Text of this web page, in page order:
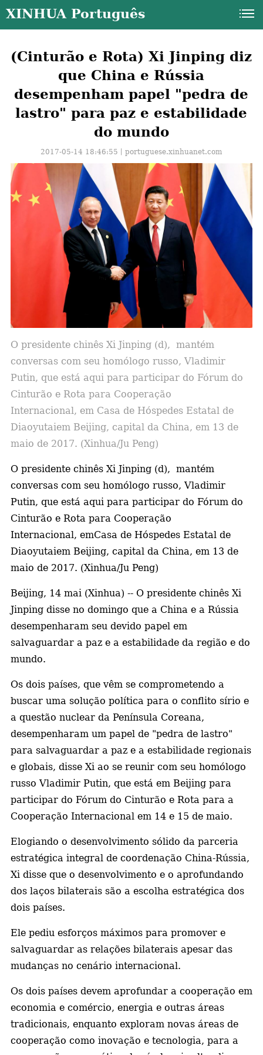
XINHUA Português
(Cinturão e Rota) Xi Jinping diz
que China e Rússia
desempenham papel "pedra de
lastro" para paz e estabilidade
do mundo
2017-05-14 18:46:55丨portuguese.xinhuanet.com
O presidente chinês Xi Jinping (d), mantém
conversas com seu homólogo russo, Vladimir
Putin, que está aqui para participar do Fórum do
Cinturão e Rota para Cooperação
Internacional, em Casa de Hóspedes Estatal de
Diaoyutaiem Beijing, capital da China, em 13 de
maio de 2017. (Xinhua/Ju Peng)
O presidente chinês Xi Jinping (d), mantém
conversas com seu homólogo russo, Vladimir
Putin, que está aqui para participar do Fórum do
Cinturão e Rota para Cooperação
Internacional, emCasa de Hóspedes Estatal de
Diaoyutaiem Beijing, capital da China, em 13 de
maio de 2017. (Xinhua/Ju Peng)
Beijing, 14 mai (Xinhua) -- O presidente chinês Xi
Jinping disse no domingo que a China e a Rússia
desempenharam seu devido papel em
salvaguardar a paz e a estabilidade da região e do
mundo.
Os dois países, que vêm se comprometendo a
buscar uma solução política para o conflito sírio e
a questão nuclear da Península Coreana,
desempenharam um papel de "pedra de lastro"
para salvaguardar a paz e a estabilidade regionais
e globais, disse Xi ao se reunir com seu homólogo
russo Vladimir Putin, que está em Beijing para
participar do Fórum do Cinturão e Rota para a
Cooperação Internacional em 14 e 15 de maio.
Elogiando o desenvolvimento sólido da parceria
estratégica integral de coordenação China-Rússia,
Xi disse que o desenvolvimento e o aprofundando
dos laços bilaterais são a escolha estratégica dos
dois países.
Ele pediu esforços máximos para promover e
salvaguardar as relações bilaterais apesar das
mudanças no cenário internacional.
Os dois países devem aprofundar a cooperação em
economia e comércio, energia e outras áreas
tradicionais, enquanto exploram novas áreas de
cooperação como inovação e tecnologia, para a